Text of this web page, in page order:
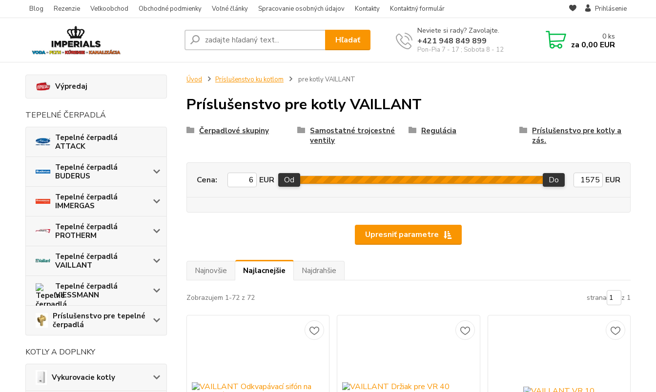
Blog Rezenzie Veľkoobchod Obchodné podmienky Voľné články Spracovanie osobných údajov Kontakty Kontaktný formulár Prihlásenie
Hľadať
Neviete si rady? Zavolajte.
+421 948 849 899
Pon-Pia 7 - 17 ; Sobota 8 - 12
0 ks
za 0,00 EUR
Výpredaj
TEPELNÉ ČERPADLÁ
Tepelné čerpadlá
ATTACK
Tepelné čerpadlá
BUDERUS
Tepelné čerpadlá
IMMERGAS
Tepelné čerpadlá
PROTHERM
Tepelné čerpadlá
VAILLANT
Tepelné čerpadlá
VIESSMANN
Príslušenstvo pre tepelné
čerpadlá
KOTLY A DOPLNKY
Vykurovacie kotly
Úvod Príslušenstvo ku kotlom pre kotly VAILLANT
Príslušenstvo pre kotly VAILLANT
Čerpadlové skupiny
Samostatné trojcestné
ventily
Regulácia
Príslušenstvo pre kotly a
zás.
Upresniť parametre
Cena: EUR Od Do EUR
Najnovšie Najlacnejšie Najdrahšie
Zobrazujem 1-72 z 72 strana z 1